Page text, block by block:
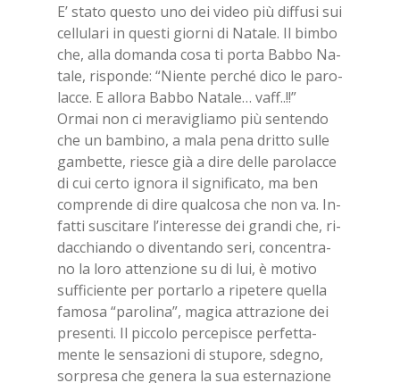
E’ sta­to que­sto uno dei vi­deo più dif­fu­si sui
cel­lu­la­ri in que­sti gior­ni di Na­ta­le. Il bim­bo
che, alla do­man­da cosa ti por­ta Bab­bo Na­
ta­le, ri­spon­de: “Nien­te per­ché dico le pa­ro­
lac­ce. E al­lo­ra Bab­bo Na­ta­le… vaff..!!”
Or­mai non ci me­ra­vi­glia­mo più sen­ten­do
che un bam­bi­no, a mala pena drit­to sul­le
gam­bet­te, rie­sce già a dire del­le pa­ro­lac­ce
di cui cer­to igno­ra il si­gni­fi­ca­to, ma ben
com­pren­de di dire qual­co­sa che non va. In­
fat­ti su­sci­ta­re l’in­te­res­se dei gran­di che, ri­
dac­chian­do o di­ven­tan­do seri, con­cen­tra­
no la loro at­ten­zio­ne su di lui, è mo­ti­vo
suf­fi­cien­te per por­tar­lo a ri­pe­te­re quel­la
fa­mo­sa “pa­ro­li­na”, ma­gi­ca at­tra­zio­ne dei
pre­sen­ti. Il pic­co­lo per­ce­pi­sce per­fet­ta­
men­te le sen­sa­zio­ni di stu­po­re, sde­gno,
sor­pre­sa che ge­ne­ra la sua ester­na­zio­ne